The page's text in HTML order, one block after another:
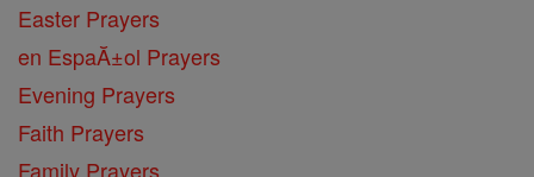
Easter Prayers
en EspaĂ±ol Prayers
Evening Prayers
Faith Prayers
Family Prayers